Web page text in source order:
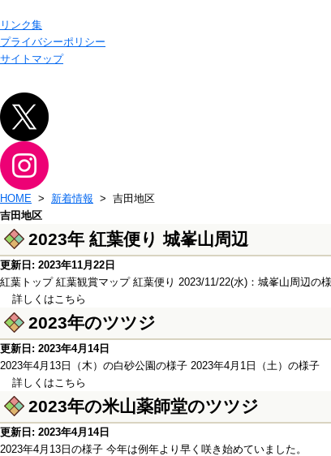
リンク集
プライバシーポリシー
サイトマップ
HOME > 新着情報 > 吉田地区
吉田地区
2023年 紅葉便り 城峯山周辺
更新日: 2023年11月22日
紅葉トップ 紅葉観賞マップ 紅葉便り 2023/11/22(水)：城峯山周辺
詳しくはこちら
2023年のツツジ
更新日: 2023年4月14日
2023年4月13日（木）の白砂公園の様子 2023年4月1日（土）の様子
詳しくはこちら
2023年の米山薬師堂のツツジ
更新日: 2023年4月14日
2023年4月13日の様子 今年は例年より早く咲き始めていました。